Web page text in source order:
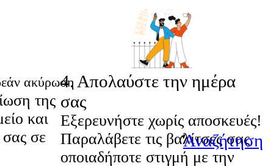
ακύρωση
Αναζήτηση
της
και
σας σε
4. Απολαύστε την ημέρα
σας
Εξερευνήστε χωρίς αποσκευές!
Παραλάβετε τις βαλίτσες σας
οποιαδήποτε στιγμή με την